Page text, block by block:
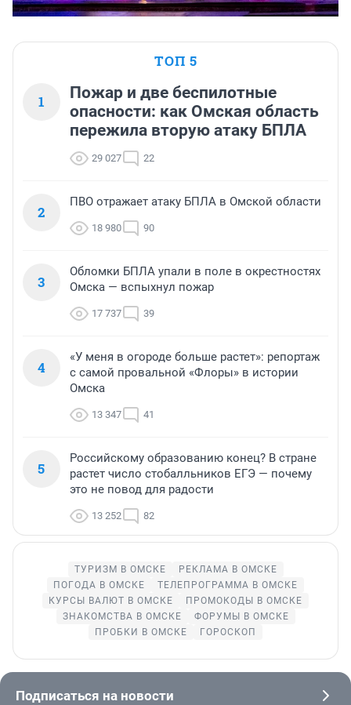
ТОП 5
1
Пожар и две беспилотные
опасности: как Омская область
пережила вторую атаку БПЛА
29 027 22
2
ПВО отражает атаку БПЛА в Омской области
18 980 90
3
Обломки БПЛА упали в поле в окрестностях
Омска — вспыхнул пожар
17 737 39
4
«У меня в огороде больше растет»: репортаж
с самой провальной «Флоры» в истории
Омска
13 347 41
5
Российскому образованию конец? В стране
растет число стобалльников ЕГЭ — почему
это не повод для радости
13 252 82
ТУРИЗМ В ОМСКЕ
РЕКЛАМА В ОМСКЕ
ПОГОДА В ОМСКЕ
ТЕЛЕПРОГРАММА В ОМСКЕ
КУРСЫ ВАЛЮТ В ОМСКЕ
ПРОМОКОДЫ В ОМСКЕ
ЗНАКОМСТВА В ОМСКЕ
ФОРУМЫ В ОМСКЕ
ПРОБКИ В ОМСКЕ
ГОРОСКОП
Подписаться на новости